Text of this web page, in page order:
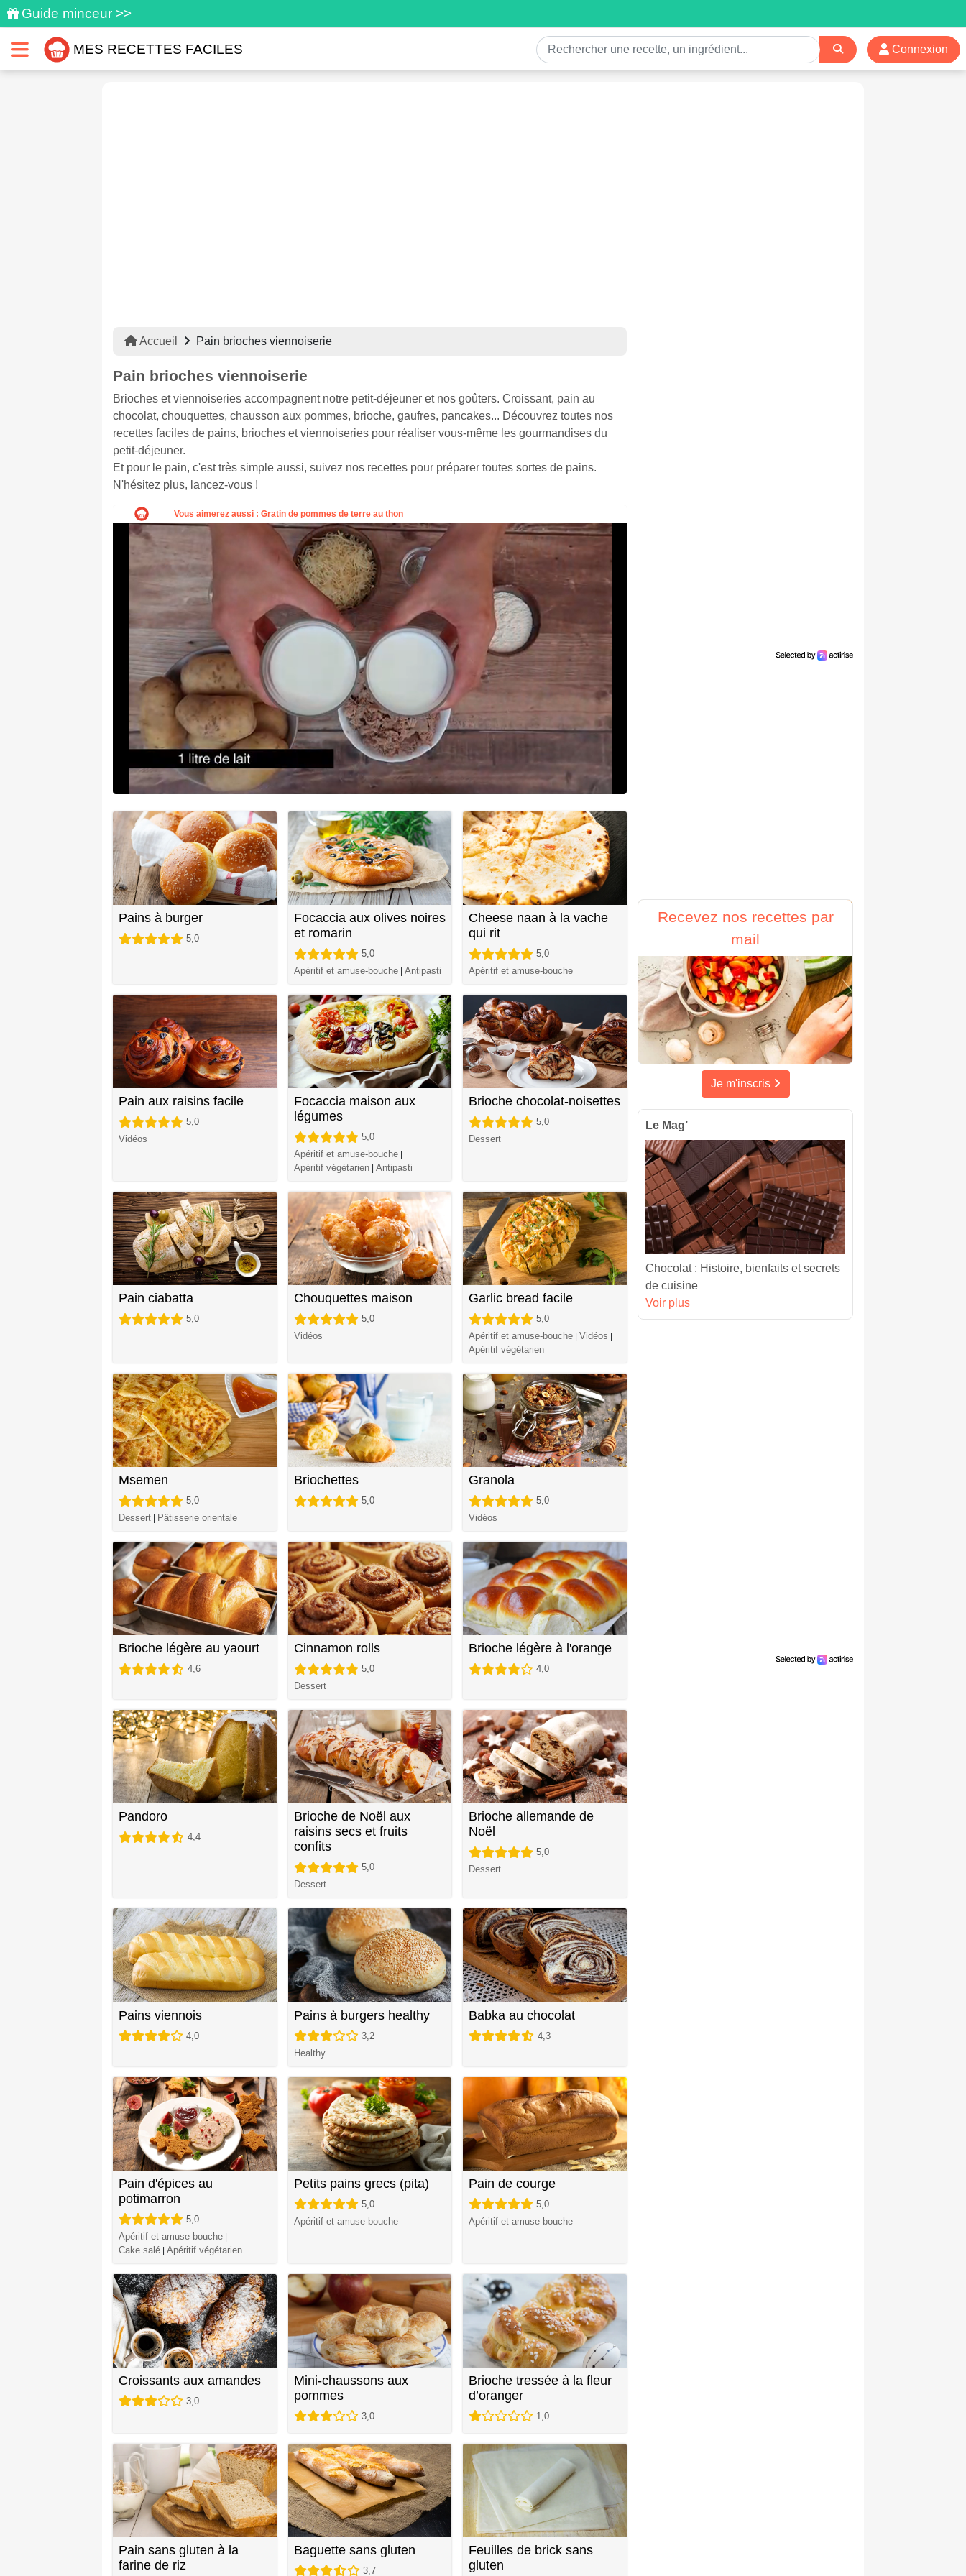
Guide minceur >>
MES RECETTES FACILES Connexion
Accueil Pain brioches viennoiserie
Pain brioches viennoiserie
Brioches et viennoiseries accompagnent notre petit-déjeuner et nos goûters. Croissant, pain au
chocolat, chouquettes, chausson aux pommes, brioche, gaufres, pancakes... Découvrez toutes nos
recettes faciles de pains, brioches et viennoiseries pour réaliser vous-même les gourmandises du
petit-déjeuner.
Et pour le pain, c'est très simple aussi, suivez nos recettes pour préparer toutes sortes de pains.
N'hésitez plus, lancez-vous !
Pains à burger
5,0
Focaccia aux olives noires
et romarin
5,0
Apéritif et amuse-bouche| Antipasti
Cheese naan à la vache
qui rit
5,0
Apéritif et amuse-bouche
Pain aux raisins facile
5,0
Vidéos
Focaccia maison aux
légumes
5,0
Apéritif et amuse-bouche|
Apéritif végétarien| Antipasti
Brioche chocolat-noisettes
5,0
Dessert
Pain ciabatta
5,0
Chouquettes maison
5,0
Vidéos
Garlic bread facile
5,0
Apéritif et amuse-bouche |Vidéos
Apéritif végétarien
Msemen
5,0
Dessert
Pâtisserie orientale
Briochettes
5,0
Granola
5,0
Vidéos
Brioche légère au yaourt
4,6
Cinnamon rolls
5,0
Dessert
Brioche légère à l'orange
4,0
Pandoro
4,4
Brioche de Noël aux
raisins secs et fruits
confits
5,0
Dessert
Brioche allemande de
Noël
5,0
Dessert
Pains viennois
4,0
Pains à burgers healthy
3,2
Healthy
Babka au chocolat
4,3
Pain d'épices au
potimarron
5,0
Apéritif et amuse-bouche |
Cake salé | Apéritif végétarien
Petits pains grecs (pita)
5,0
Apéritif et amuse-bouche
Pain de courge
5,0
Apéritif et amuse-bouche
Croissants aux amandes
3,0
Mini-chaussons aux
pommes
3,0
Brioche tressée à la fleur
d’oranger
1,0
Pain sans gluten à la
farine de riz
Baguette sans gluten
3,7
Feuilles de brick sans
gluten
Recevez nos recettes par
mail
Je m'inscris
Le Mag’
Chocolat : Histoire, bienfaits et secrets
de cuisine
Voir plus